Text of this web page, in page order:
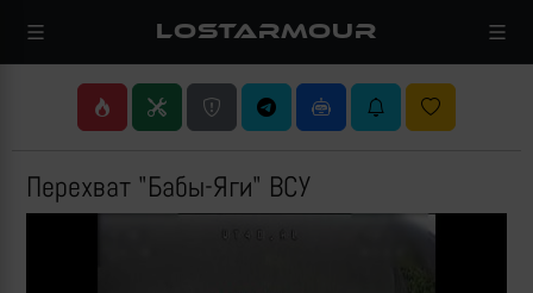
LOSTARMOUR
Перехват "Бабы-Яги" ВСУ